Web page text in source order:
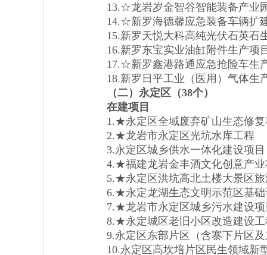
13.☆龙岩岁金智谷智能装备产业园
14.☆新罗海德馨应急装备车辆扩
15.新罗天悦大科高纯光伏石英石
16.新罗东宝实业油缸附件生产项目
17.☆新罗鑫港路通应急抢险车生
18.新罗日平工业（医用）气体生
（二）永定区（38个）
在建项目
1.★永定区全域废弃矿山生态修复
2.★龙岩市永定区光坑水库工程
3.永定区城乡供水一体化建设项目
4.★福建龙岩金丰酒文化创意产业
5.★永定区洪坑高北土楼大景区旅
6.★永定龙湖生态文明示范区基础
7.★龙岩市永定区城乡污水建设项
8.★永定城区老旧小区改造建设工
9.永定区东部片区（含寨下片区及
10.永定区高坎培片区民生领域新